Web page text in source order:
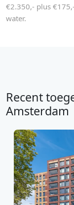
€2.350,- plus
water.
Recent
Amsterdam